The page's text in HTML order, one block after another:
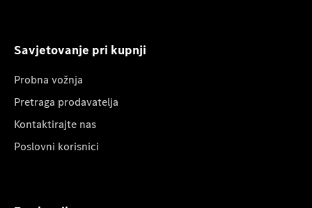
Savjetovanje pri kupnji
Probna vožnja
Pretraga prodavatelja
Kontaktirajte nas
Poslovni korisnici